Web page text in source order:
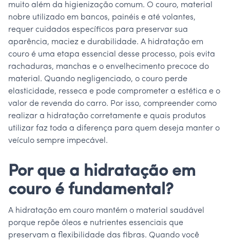
muito além da higienização comum. O couro, material
nobre utilizado em bancos, painéis e até volantes,
requer cuidados específicos para preservar sua
aparência, maciez e durabilidade. A hidratação em
couro é uma etapa essencial desse processo, pois evita
rachaduras, manchas e o envelhecimento precoce do
material. Quando negligenciado, o couro perde
elasticidade, resseca e pode comprometer a estética e o
valor de revenda do carro. Por isso, compreender como
realizar a hidratação corretamente e quais produtos
utilizar faz toda a diferença para quem deseja manter o
veículo sempre impecável.
Por que a hidratação em
couro é fundamental?
A hidratação em couro mantém o material saudável
porque repõe óleos e nutrientes essenciais que
preservam a flexibilidade das fibras. Quando você